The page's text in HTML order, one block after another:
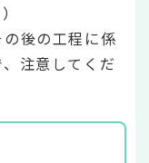
後の工程に係
注意してくだ